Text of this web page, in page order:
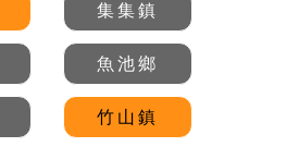
集集鎮
魚池鄉
竹山鎮